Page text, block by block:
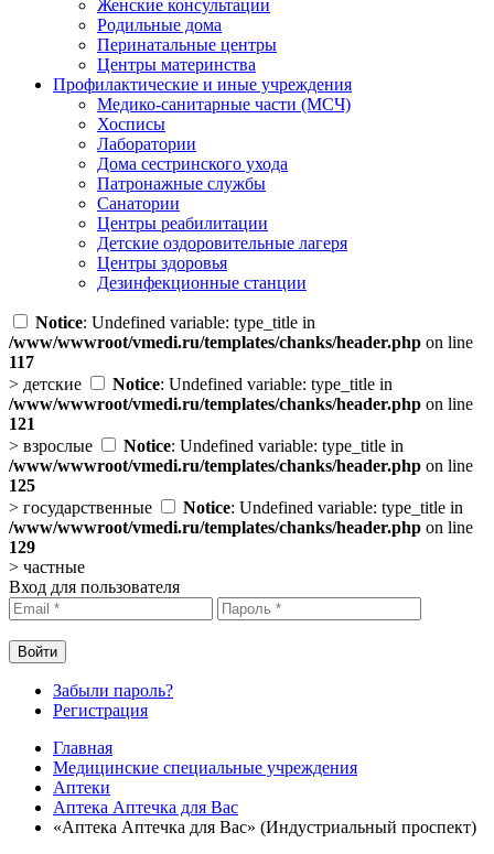
Женские консультации
Родильные дома
Перинатальные центры
Центры материнства
Профилактические и иные учреждения
Медико-санитарные части (МСЧ)
Хосписы
Лаборатории
Дома сестринского ухода
Патронажные службы
Санатории
Центры реабилитации
Детские оздоровительные лагеря
Центры здоровья
Дезинфекционные станции
Notice: Undefined variable: type_title in
/www/wwwroot/vmedi.ru/templates/chanks/header.php on line
117
> детские Notice: Undefined variable: type_title in
/www/wwwroot/vmedi.ru/templates/chanks/header.php on line
121
> взрослые Notice: Undefined variable: type_title in
/www/wwwroot/vmedi.ru/templates/chanks/header.php on line
125
> государственные Notice: Undefined variable: type_title in
/www/wwwroot/vmedi.ru/templates/chanks/header.php on line
129
> частные
Вход для пользователя
Забыли пароль?
Регистрация
Главная
Медицинские специальные учреждения
Аптеки
Аптека Аптечка для Вас
«Аптека Аптечка для Вас» (Индустриальный проспект)